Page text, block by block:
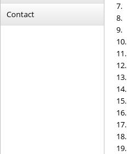
Contact
7.
8.
9.
10.
11.
12.
13.
14.
15.
16.
17.
18.
19.